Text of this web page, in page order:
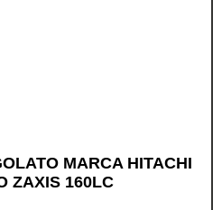
MARCA HITACHI
ZAXIS 160LC